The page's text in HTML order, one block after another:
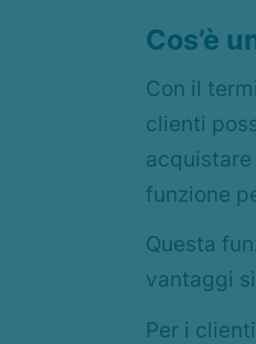
Cos’è
Con il
clienti
funzione
Questa
vantaggi
Per i